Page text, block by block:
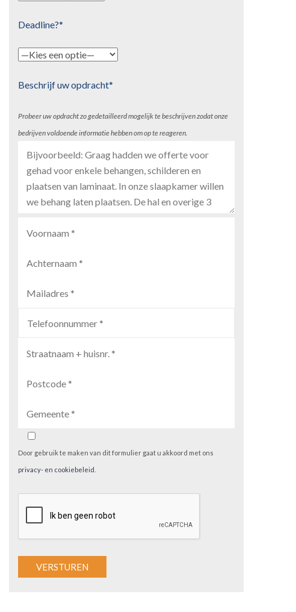
Deadline?*
Beschrijf uw opdracht*
Probeer uw opdracht zo gedetailleerd mogelijk te beschrijven zodat onze
bedrijven voldoende informatie hebben om op te reageren.
Door gebruik te maken van dit formulier gaat u akkoord met ons
privacy- en cookiebeleid